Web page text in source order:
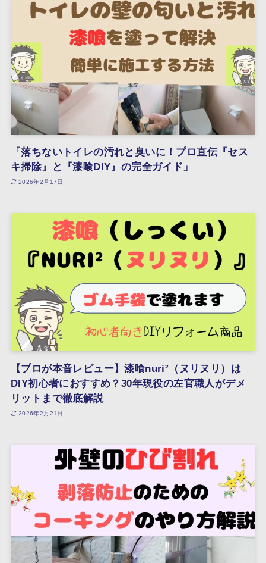
「落ちないトイレの汚れと臭いに！プロ直伝『セス
キ掃除』と『漆喰DIY』の完全ガイド」
2026年2月17日
【プロが本音レビュー】漆喰nuri²（ヌリヌリ）は
DIY初心者におすすめ？30年現役の左官職人がデメ
リットまで徹底解説
2026年2月21日